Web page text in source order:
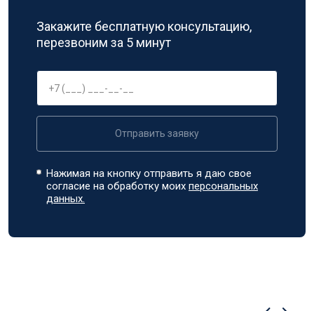
Закажите бесплатную консультацию,
перезвоним за 5 минут
Отправить заявку
Нажимая на кнопку отправить я даю свое
согласие на обработку моихперсональных
данных.